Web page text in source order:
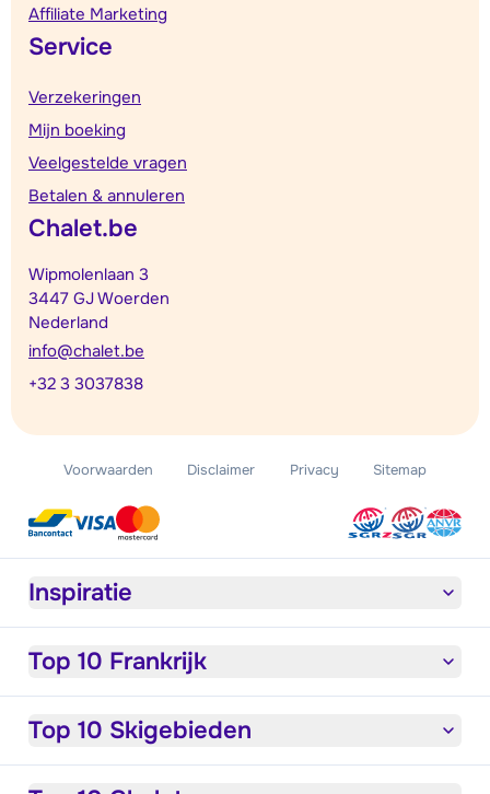
Affiliate Marketing
Service
Verzekeringen
Mijn boeking
Veelgestelde vragen
Betalen & annuleren
Chalet.be
Wipmolenlaan 3
3447 GJ Woerden
Nederland
info@chalet.be
+32 3 3037838
Voorwaarden Disclaimer Privacy Sitemap
Inspiratie
Top 10 Frankrijk
Top 10 Skigebieden